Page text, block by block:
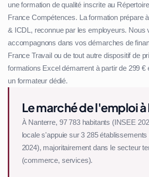
une formation de qualité inscrite au
France Compétences. La formation prépare
& ICDL, reconnue par les employeurs. Nous
accompagnons dans vos démarches de
France Travail ou de tout autre dispositif de
formations Excel démarrent à partir de 299 €
un formateur dédié.
Le marché de l'emploi
À Nanterre, 97 783 habitants (INSEE
locale s'appuie sur 3 285
2024), majoritairement dans le secteur
(commerce, services).